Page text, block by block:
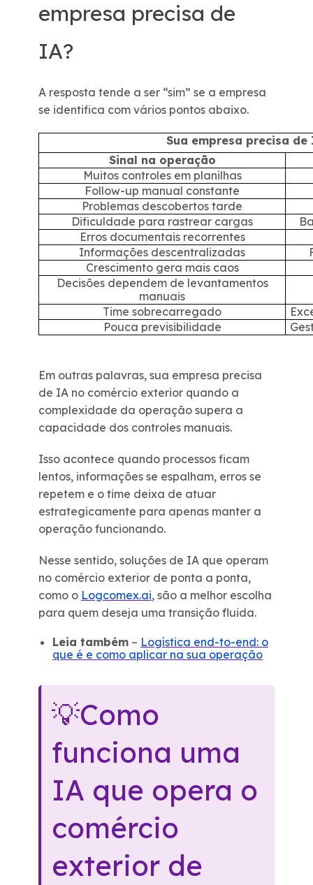
empresa precisa de
IA?
A resposta tende a ser “sim” se a empresa
se identifica com vários pontos abaixo.
Sua empresa precisa de
Sinal na operação
Muitos controles em planilhas
Follow-up manual constante
Problemas descobertos tarde
Dificuldade para rastrear cargas
Erros documentais recorrentes
Informações descentralizadas
Crescimento gera mais caos
Decisões dependem de levantamentos
manuais
Time sobrecarregado
Pouca previsibilidade
Em outras palavras, sua empresa precisa
de IA no comércio exterior quando a
complexidade da operação supera a
capacidade dos controles manuais.
Isso acontece quando processos ficam
lentos, informações se espalham, erros se
repetem e o time deixa de atuar
estrategicamente para apenas manter a
operação funcionando.
Nesse sentido, soluções de IA que operam
no comércio exterior de ponta a ponta,
como o Logcomex.ai, são a melhor escolha
para quem deseja uma transição fluida.
Leia também – Logística end-to-end: o
que é e como aplicar na sua operação
💡Como
funciona uma
IA que opera o
comércio
exterior de